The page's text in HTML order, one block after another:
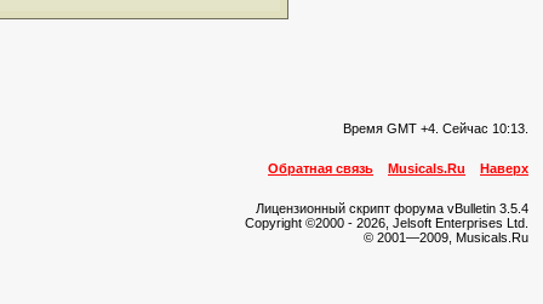
Время GMT +4. Сейчас 10:13
Обратная связь Musicals.Ru Наверх
Лицензионный скрипт форума vBulletin 3.5.4
Copyright ©2000 - 2026, Jelsoft Enterprises Ltd.
© 2001—2009, Musicals.Ru